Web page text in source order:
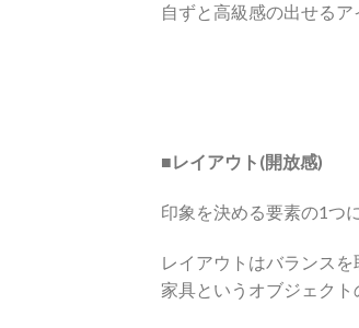
自ずと高級感の出せるア
■レイアウト(開放感)
印象を決める要素の1つ
レイアウトはバランス
家具というオブジェクト